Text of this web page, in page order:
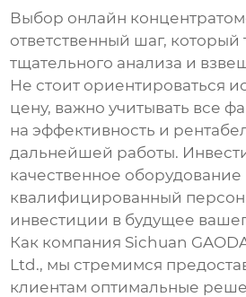
Выбор онлайн
ответственный шаг, который
тщательного анализа и
Не стоит ориентироваться
цену, важно учитывать все
на эффективность и
дальнейшей работы.
качественное оборудование
квалифицированный
инвестиции в будущее
Как компания Sichuan
Ltd., мы стремимся
клиентам оптимальные